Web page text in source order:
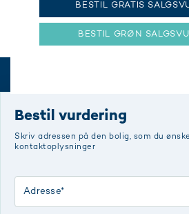
BESTIL GRATIS
BESTIL GRØN
Bestil vurdering
Skriv adressen på den bolig, som du
kontaktoplysninger